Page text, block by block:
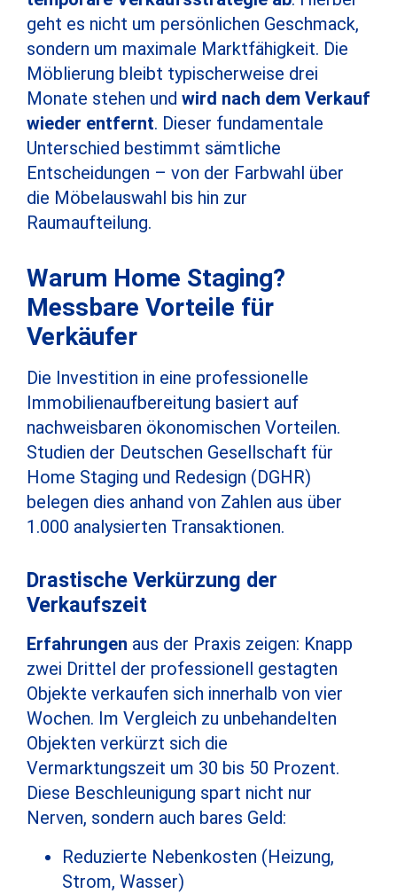
geht es nicht um persönlichen Geschmack,
sondern um maximale Marktfähigkeit. Die
Möblierung bleibt typischerweise drei
Monate stehen und wird nach dem Verkauf
wieder entfernt. Dieser fundamentale
Unterschied bestimmt sämtliche
Entscheidungen – von der Farbwahl über
die Möbelauswahl bis hin zur
Raumaufteilung.
Warum Home Staging?
Messbare Vorteile für
Verkäufer
Die Investition in eine professionelle
Immobilienaufbereitung basiert auf
nachweisbaren ökonomischen Vorteilen.
Studien der Deutschen Gesellschaft für
Home Staging und Redesign (DGHR)
belegen dies anhand von Zahlen aus über
1.000 analysierten Transaktionen.
Drastische Verkürzung der
Verkaufszeit
Erfahrungen aus der Praxis zeigen: Knapp
zwei Drittel der professionell gestagten
Objekte verkaufen sich innerhalb von vier
Wochen. Im Vergleich zu unbehandelten
Objekten verkürzt sich die
Vermarktungszeit um 30 bis 50 Prozent.
Diese Beschleunigung spart nicht nur
Nerven, sondern auch bares Geld:
Reduzierte Nebenkosten (Heizung,
Strom, Wasser)